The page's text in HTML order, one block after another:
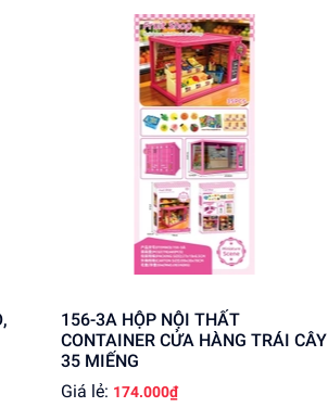
156-3A HỘP NỘI THẤT
CONTAINER CỬA HÀNG TRÁI CÂY
35 MIẾNG
Giá lẻ: 174.000₫